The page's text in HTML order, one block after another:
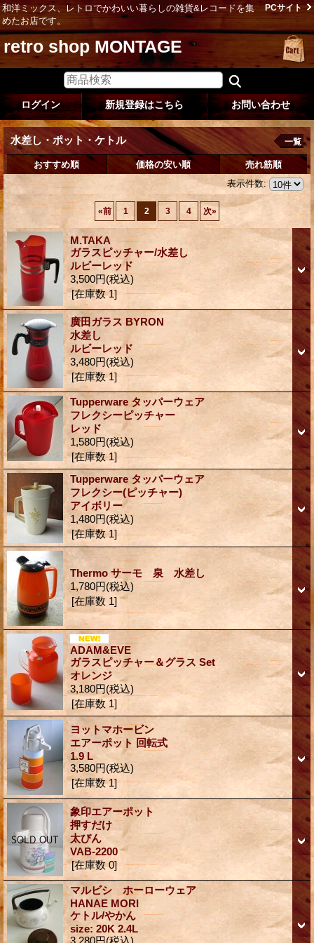
和洋ミックス、レトロでかわいい暮らしの雑貨&レコードを集
めたお店です。
PCサイト
retro shop MONTAGE
ログイン 新規登録はこちら お問い合わせ
水差し・ポット・ケトル 一覧
おすすめ順 価格の安い順
売れ筋順
表示件数:
«前 1 2 3 4 次»
M.TAKA
ガラスピッチャー/水差し
ルビーレッド
3,500円(税込)
[在庫数 1]
廣田ガラス BYRON
水差し
ルビーレッド
3,480円(税込)
[在庫数 1]
Tupperware タッパーウェア
フレクシーピッチャー
レッド
1,580円(税込)
[在庫数 1]
Tupperware タッパーウェア
フレクシー(ピッチャー)
アイボリー
1,480円(税込)
[在庫数 1]
Thermo サーモ 泉 水差し
1,780円(税込)
[在庫数 1]
ADAM&EVE
ガラスピッチャー＆グラス Set
オレンジ
3,180円(税込)
[在庫数 1]
ヨットマホービン
エアーポット 回転式
1.9 L
3,580円(税込)
[在庫数 1]
象印エアーポット
押すだけ
太びん
VAB-2200
[在庫数 0]
マルビシ ホーローウェア
HANAE MORI
ケトル/やかん
size: 20K 2.4L
3,280円(税込)